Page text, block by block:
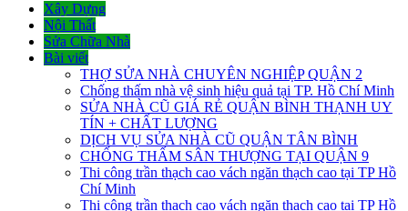
Xây Dựng
Nội Thất
Sửa Chữa Nhà
Bài viết
THỢ SỬA NHÀ CHUYÊN NGHIỆP QUẬN 2
Chống thấm nhà vệ sinh hiệu quả tại TP. Hồ Chí Minh
SỬA NHÀ CŨ GIÁ RẺ QUẬN BÌNH THẠNH UY
TÍN + CHẤT LƯỢNG
DỊCH VỤ SỬA NHÀ CŨ QUẬN TÂN BÌNH
CHỐNG THẤM SÂN THƯỢNG TẠI QUẬN 9
Thi công trần thạch cao vách ngăn thạch cao tại TP Hồ
Chí Minh
Thi công trần thạch cao vách ngăn thạch cao tại TP Hồ